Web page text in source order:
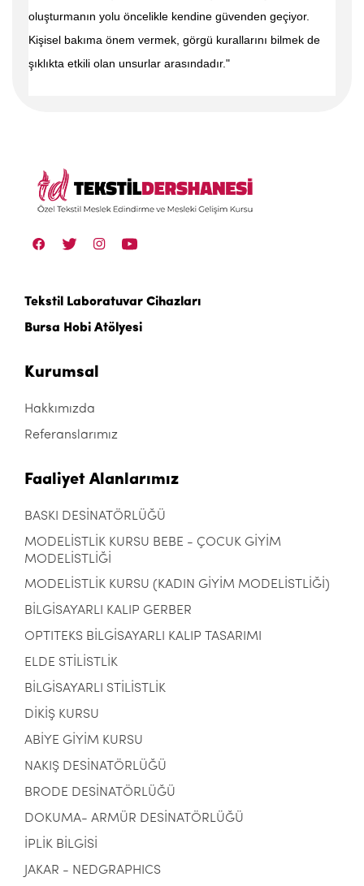
oluşturmanın yolu öncelikle kendine güvenden geçiyor.
Kişisel bakıma önem vermek, görgü kurallarını bilmek de
şıklıkta etkili olan unsurlar arasındadır."
Tekstil Laboratuvar Cihazları
Bursa Hobi Atölyesi
Kurumsal
Hakkımızda
Referanslarımız
Faaliyet Alanlarımız
BASKI DESİNATÖRLÜĞÜ
MODELİSTLİK KURSU BEBE - ÇOCUK GİYİM
MODELİSTLİĞİ
MODELİSTLİK KURSU (KADIN GİYİM MODELİSTLİĞİ)
BİLGİSAYARLI KALIP GERBER
OPTITEKS BİLGİSAYARLI KALIP TASARIMI
ELDE STİLİSTLİK
BİLGİSAYARLI STİLİSTLİK
DİKİŞ KURSU
ABİYE GİYİM KURSU
NAKIŞ DESİNATÖRLÜĞÜ
BRODE DESİNATÖRLÜĞÜ
DOKUMA- ARMÜR DESİNATÖRLÜĞÜ
İPLİK BİLGİSİ
JAKAR - NEDGRAPHICS